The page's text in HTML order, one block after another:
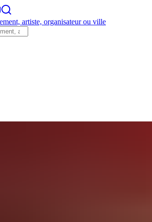
artiste, organisateur ou ville